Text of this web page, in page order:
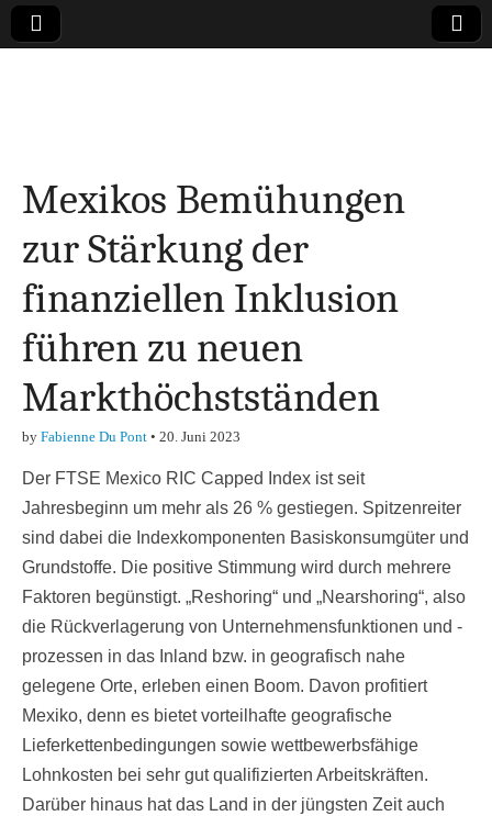
Finanzen,
Marketing-, Vertrieb-
& Investment-Tipps
Mexikos Bemühungen
zur Stärkung der
finanziellen Inklusion
führen zu neuen
Markthöchstständen
by Fabienne Du Pont • 20. Juni 2023
Der FTSE Mexico RIC Capped Index ist seit
Jahresbeginn um mehr als 26 % gestiegen. Spitzenreiter
sind dabei die Indexkomponenten Basiskonsumgüter und
Grundstoffe. Die positive Stimmung wird durch mehrere
Faktoren begünstigt. „Reshoring“ und „Nearshoring“, also
die Rückverlagerung von Unternehmensfunktionen und -
prozessen in das Inland bzw. in geografisch nahe
gelegene Orte, erleben einen Boom. Davon profitiert
Mexiko, denn es bietet vorteilhafte geografische
Lieferkettenbedingungen sowie wettbewerbsfähige
Lohnkosten bei sehr gut qualifizierten Arbeitskräften.
Darüber hinaus hat das Land in der jüngsten Zeit auch